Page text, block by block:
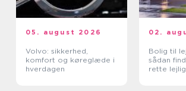
05. august 2026
Volvo: sikkerhed,
komfort og køreglæde i
hverdagen
02.
Bolig til
sådan
rette